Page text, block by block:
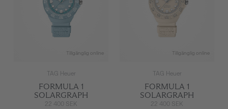
Tillgänglig online
TAG Heuer
FORMULA 1
SOLARGRAPH
22 400 SEK
Tillgänglig online
TAG Heuer
FORMULA 1
SOLARGRAPH
22 400 SEK